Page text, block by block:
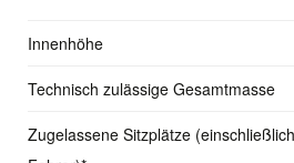
Innenhöhe
Technisch zulässige Gesamtmasse
Zugelassene Sitzplätze (einschließlich